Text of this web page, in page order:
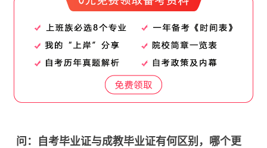
问：自考毕业证与成教毕业证有何区别，哪个更